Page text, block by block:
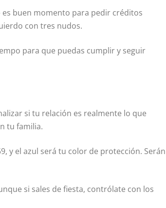
buen momento para pedir créditos
con tres nudos.
para que puedas cumplir y seguir
si tu relación es realmente lo que
tu familia.
y el azul será tu color de protección. Serán
si sales de fiesta, contrólate con los